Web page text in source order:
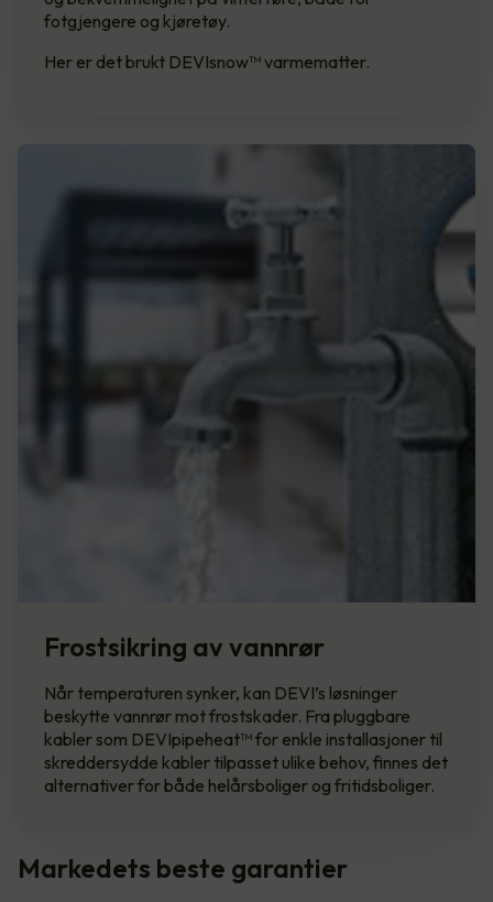
fotgjengere og kjøretøy.
Her er det brukt DEVIsnow™ varmematter.
Frostsikring av vannrør
Når temperaturen synker, kan DEVI’s løsninger
beskytte vannrør mot frostskader. Fra pluggbare
kabler som DEVIpipeheat™ for enkle installasjoner til
skreddersydde kabler tilpasset ulike behov, finnes det
alternativer for både helårsboliger og fritidsboliger.
Markedets beste garantier